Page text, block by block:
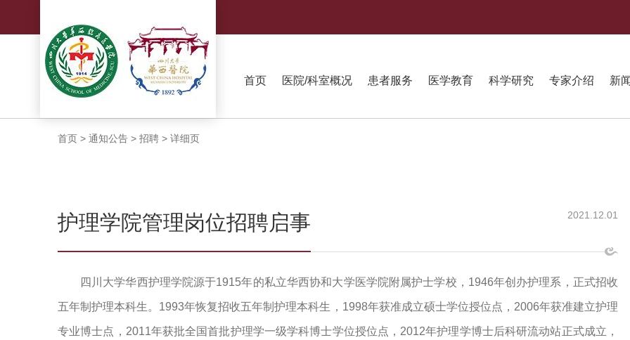
首页 医院/科室概况 患者服务 医学教育 科学研究 专家介绍 新
首页 > 通知公告 > 招聘 > 详细页
护理学院管理岗位招聘启事 2021.12.01
四川大学华西护理学院源于1915年的私立华西协和大学医学院附属护士学校， 1946年创办护理系，正式招收
五年制护理本科生。 1993年恢复招收五年制护理本科生， 1998年获准成立硕士学位授位点， 2006年获准建立护理
专业博士点， 2011年获批全国首批护理学一级学科博士学位授位点， 2012年护理学博士后科研流动站正式成立，